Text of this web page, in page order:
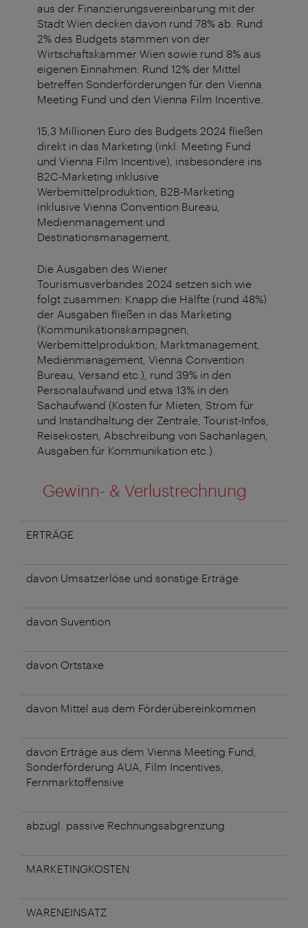
aus der Finanzierungsvereinbarung mit der
Stadt Wien decken davon rund 78% ab. Rund
2% des Budgets stammen von der
Wirtschaftskammer Wien sowie rund 8% aus
eigenen Einnahmen. Rund 12% der Mittel
betreffen Sonderförderungen für den Vienna
Meeting Fund und den Vienna Film Incentive.
15,3 Millionen Euro des Budgets 2024 fließen
direkt in das Marketing (inkl. Meeting Fund
und Vienna Film Incentive), insbesondere ins
B2C-Marketing inklusive
Werbemittelproduktion, B2B-Marketing
inklusive Vienna Convention Bureau,
Medienmanagement und
Destinationsmanagement.
Die Ausgaben des Wiener
Tourismusverbandes 2024 setzen sich wie
folgt zusammen: Knapp die Hälfte (rund 48%)
der Ausgaben fließen in das Marketing
(Kommunikationskampagnen,
Werbemittelproduktion, Marktmanagement,
Medienmanagement, Vienna Convention
Bureau, Versand etc.), rund 39% in den
Personalaufwand und etwa 13% in den
Sachaufwand (Kosten für Mieten, Strom für
und Instandhaltung der Zentrale, Tourist-Infos,
Reisekosten, Abschreibung von Sachanlagen,
Ausgaben für Kommunikation etc.).
Gewinn- & Verlustrechnung
ERTRÄGE
davon Umsatzerlöse und sonstige Erträge
davon Suvention
davon Ortstaxe
davon Mittel aus dem Förderübereinkommen
davon Erträge aus dem Vienna Meeting Fund,
Sonderförderung AUA, Film Incentives,
Fernmarktoffensive
abzügl. passive Rechnungsabgrenzung
MARKETINGKOSTEN
WARENEINSATZ